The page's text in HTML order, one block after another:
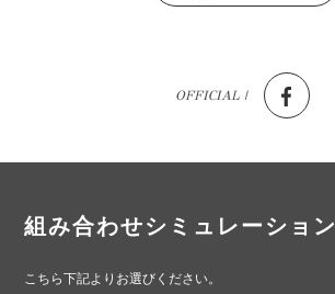
OFFICIAL |
組み合わせシミュレーション
こちら下記よりお選びください。